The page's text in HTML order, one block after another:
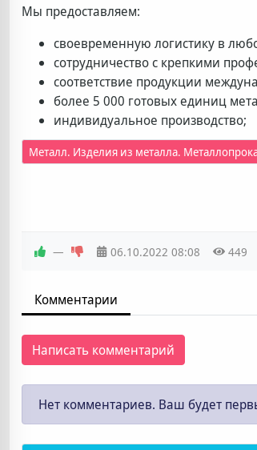
Мы предоставляем:
своевременную логистику в
сотрудничество с крепкими
соответствие продукции
более 5 000 готовых единиц
индивидуальное производство;
Металл. Изделия из металла.
— 06.10.2022 08:08 449
Комментарии
Написать комментарий
Нет комментариев. Ваш будет